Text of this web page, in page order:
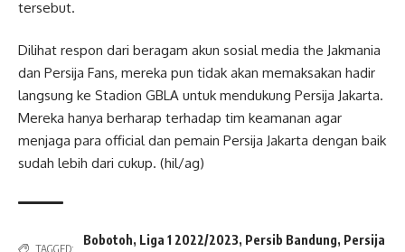
tersebut.
Dilihat respon dari beragam akun sosial media the Jakmania
dan Persija Fans, mereka pun tidak akan memaksakan hadir
langsung ke Stadion GBLA untuk mendukung Persija Jakarta.
Mereka hanya berharap terhadap tim keamanan agar
menjaga para official dan pemain Persija Jakarta dengan baik
sudah lebih dari cukup. (hil/ag)
TAGGED:
Bobotoh, Liga 1 2022/2023, Persib Bandung, Persija